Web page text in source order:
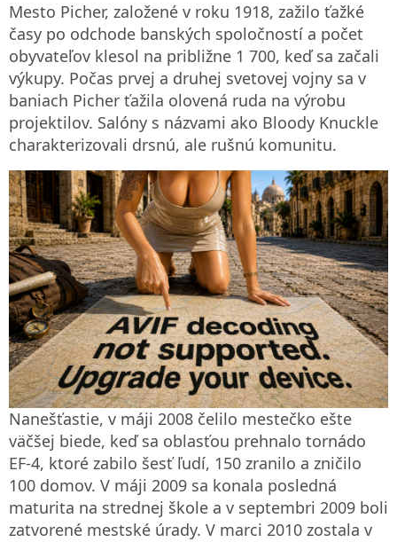
Mesto Picher, založené v roku 1918, zažilo ťažké
časy po odchode banských spoločností a počet
obyvateľov klesol na približne 1 700, keď sa začali
výkupy. Počas prvej a druhej svetovej vojny sa v
baniach Picher ťažila olovená ruda na výrobu
projektilov. Salóny s názvami ako Bloody Knuckle
charakterizovali drsnú, ale rušnú komunitu.
Nanešťastie, v máji 2008 čelilo mestečko ešte
väčšej biede, keď sa oblasťou prehnalo tornádo
EF-4, ktoré zabilo šesť ľudí, 150 zranilo a zničilo
100 domov. V máji 2009 sa konala posledná
maturita na strednej škole a v septembri 2009 boli
zatvorené mestské úrady. V marci 2010 zostala v